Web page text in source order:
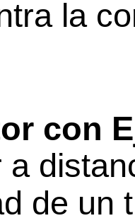
la
con
a
de un